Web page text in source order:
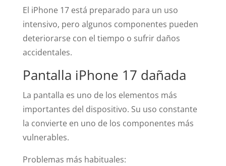
El iPhone 17 está preparado para un uso
intensivo, pero algunos componentes pueden
deteriorarse con el tiempo o sufrir daños
accidentales.
Pantalla iPhone 17 dañada
La pantalla es uno de los elementos más
importantes del dispositivo. Su uso constante
la convierte en uno de los componentes más
vulnerables.
Problemas más habituales: